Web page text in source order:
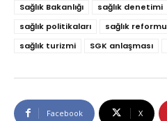
Sağlık Bakanlığı
sağlık denetimi
sağlık politikaları
sağlık reformu
sağlık turizmi
SGK anlaşması
Facebook X